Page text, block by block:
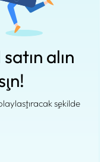
alın
şekilde